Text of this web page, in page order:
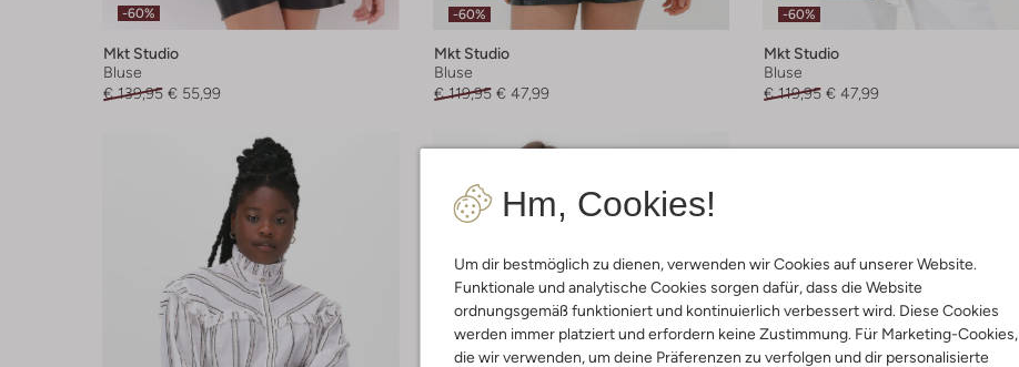
Hm, Cookies!
Um dir bestmöglich zu dienen, verwenden wir Cookies auf unserer Website.
Funktionale und analytische Cookies sorgen dafür, dass die Website
ordnungsgemäß funktioniert und kontinuierlich verbessert wird. Diese Cookies
werden immer platziert und erfordern keine Zustimmung. Für Marketing-Cookies,
die wir verwenden, um deine Präferenzen zu verfolgen und dir personalisierte
-60%
Mkt Studio
Bluse
€ 139,95 € 55,99
-60%
Mkt Studio
Bluse
€ 119,95 € 47,99
-60%
Mkt Studio
Bluse
€ 119,95 € 47,99